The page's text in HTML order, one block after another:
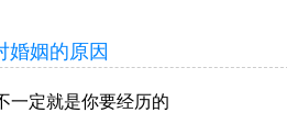
姻的原因
定就是你要经历的